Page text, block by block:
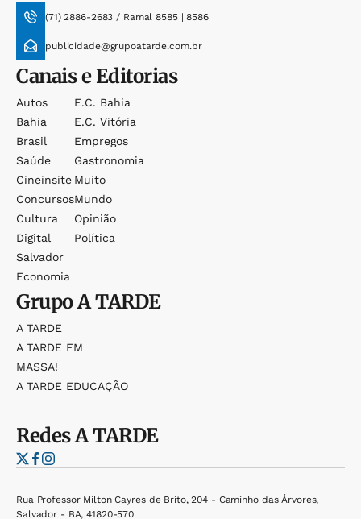
(71) 2886-2683 / Ramal 8585 | 8586
publicidade@grupoatarde.com.br
Canais e Editorias
Autos
Bahia
Brasil
Saúde
Cineinsite
Concursos
Cultura
Digital
Salvador
Economia
E.c. Bahia
E.c. Vitória
Empregos
Gastronomia
Muito
Mundo
Opinião
Política
GrupoA TARDE
A TARDE
A TARDE FM
MASSA!
A TARDE EDUCAÇÃO
RedesA TARDE
Rua Professor Milton Cayres de Brito, 204 - Caminho das Árvores,
Salvador - BA, 41820-570